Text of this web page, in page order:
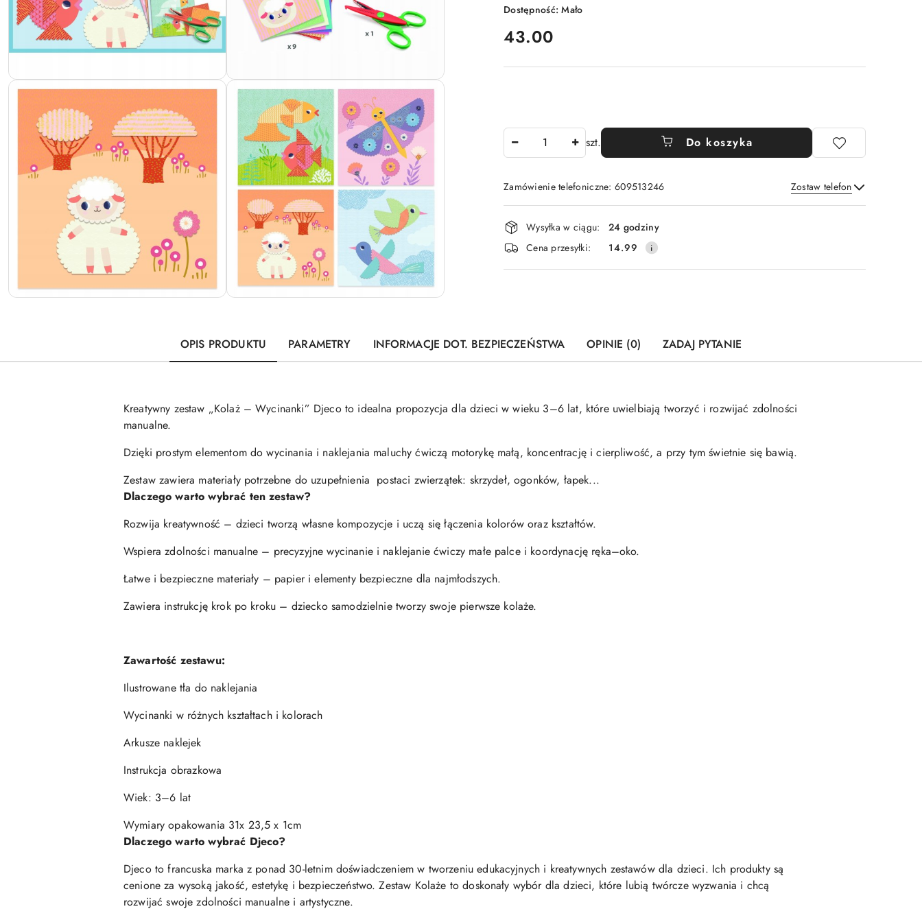
Dostępność:Mało
cena:
43.00
szt. Do koszyka
Zamówienie telefoniczne: 609513246 Zostaw telefon
Wyślij
Dostępność
i
dostawa
Wysyłka w ciągu:
24 godziny
Cena przesyłki:
14.99
OPIS PRODUKTU PARAMETRY INFORMACJE DOT. BEZPIECZEŃSTWA OPINIE (0) ZADAJ PYTANIE
Kreatywny zestaw „Kolaż – Wycinanki” Djeco to idealna propozycja dla dzieci w wieku 3–6 lat, które uwielbiają tworzyć i rozwijać zdolności
manualne.
Dzięki prostym elementom do wycinania i naklejania maluchy ćwiczą motorykę małą, koncentrację i cierpliwość, a przy tym świetnie się bawią.
Zestaw zawiera materiały potrzebne do uzupełnienia postaci zwierzątek: skrzydeł, ogonków, łapek...
Dlaczego warto wybrać ten zestaw?
Rozwija kreatywność – dzieci tworzą własne kompozycje i uczą się łączenia kolorów oraz kształtów.
Wspiera zdolności manualne – precyzyjne wycinanie i naklejanie ćwiczy małe palce i koordynację ręka–oko.
Łatwe i bezpieczne materiały – papier i elementy bezpieczne dla najmłodszych.
Zawiera instrukcję krok po kroku – dziecko samodzielnie tworzy swoje pierwsze kolaże.
Zawartość zestawu:
Ilustrowane tła do naklejania
Wycinanki w różnych kształtach i kolorach
Arkusze naklejek
Instrukcja obrazkowa
Wiek: 3–6 lat
Wymiary opakowania 31x 23,5 x 1cm
Dlaczego warto wybrać Djeco?
Djeco to francuska marka z ponad 30-letnim doświadczeniem w tworzeniu edukacyjnych i kreatywnych zestawów dla dzieci. Ich produkty są
cenione za wysoką jakość, estetykę i bezpieczeństwo. Zestaw Kolaże to doskonały wybór dla dzieci, które lubią twórcze wyzwania i chcą
rozwijać swoje zdolności manualne i artystyczne.